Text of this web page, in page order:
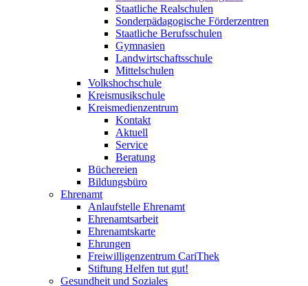
Staatliche Realschulen
Sonderpädagogische Förderzentren
Staatliche Berufsschulen
Gymnasien
Landwirtschaftsschule
Mittelschulen
Volkshochschule
Kreismusikschule
Kreismedienzentrum
Kontakt
Aktuell
Service
Beratung
Büchereien
Bildungsbüro
Ehrenamt
Anlaufstelle Ehrenamt
Ehrenamtsarbeit
Ehrenamtskarte
Ehrungen
Freiwilligenzentrum CariThek
Stiftung Helfen tut gut!
Gesundheit und Soziales